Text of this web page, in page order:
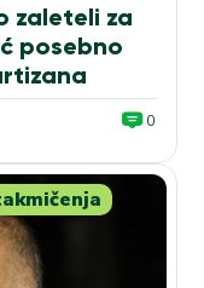
zaleteli za
posebno
0